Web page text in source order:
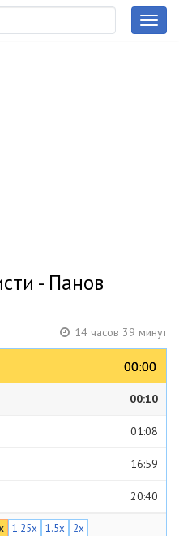
- Панов
14 часов 39 минут
00:00
00:00
00:10
01:08
16:59
20:40
1.25x 1.5x 2x